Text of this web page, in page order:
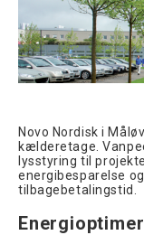
Novo Nordisk i
kælderetage.
lysstyring til
energibesparelse
tilbagebetalingstid.